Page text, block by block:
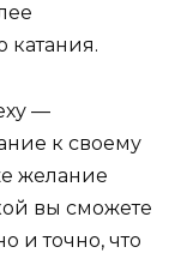
катания.
—
к своему
желание
вы сможете
и точно, что